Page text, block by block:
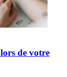
de votre